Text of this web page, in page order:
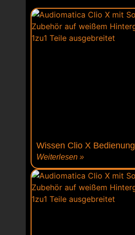
Wissen Clio X Bedienung
Weiterlesen »